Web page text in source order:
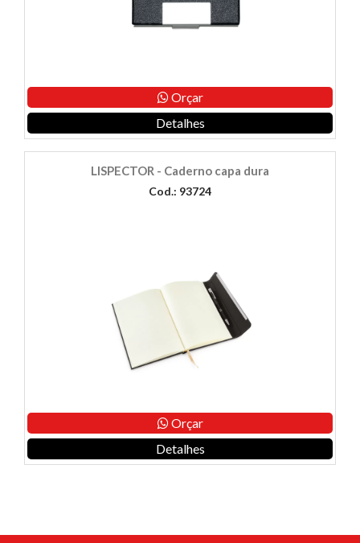
Orçar
Detalhes
LISPECTOR - Caderno capa dura
Cod.: 93724
Orçar
Detalhes